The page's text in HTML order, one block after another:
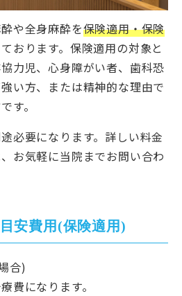
や全身麻酔を保険適用・保険
おります。保険適用の対象と
力児、心身障がい者、歯科恐
い方、または精神的な理由で
す。
必要になります。詳しい料金
お気軽に当院までお問い合わ
安費用(保険適用)
合)
費になります。